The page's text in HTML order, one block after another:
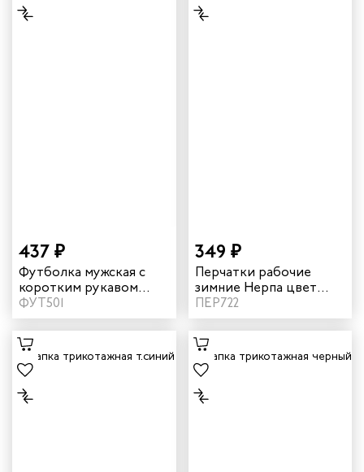
437 ₽
Футболка мужская с
коротким рукавом
цвет белый
ФУТ501
349 ₽
Перчатки рабочие
зимние Нерпа цвет
серый
ПЕР722